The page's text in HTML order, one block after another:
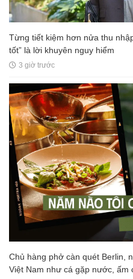
Từng tiết kiệm hơn nửa thu
tốt” là lời khuyên nguy hiểm
3 giờ trước
Chủ hàng phở càn quét Berlin,
Việt Nam như cá gặp nước, ấm